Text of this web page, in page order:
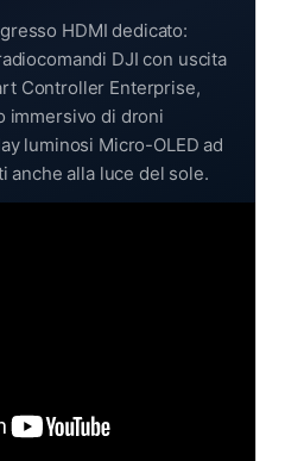
HDMI dedicato:
DJI con uscita
Controller Enterprise,
immersivo di droni
luminosi Micro-OLED ad
anche alla luce del sole.